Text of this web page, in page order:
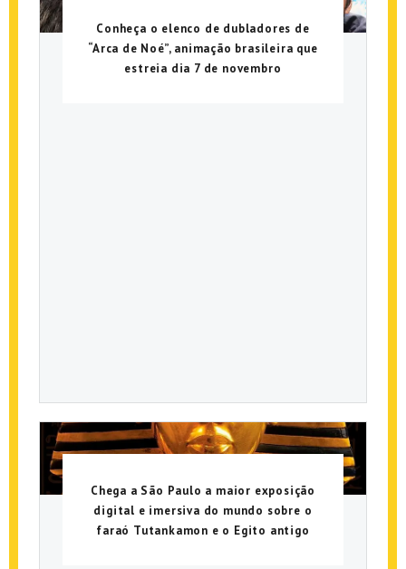
Conheça o elenco de dubladores de
“Arca de Noé”, animação brasileira que
estreia dia 7 de novembro
Chega a São Paulo a maior exposição
digital e imersiva do mundo sobre o
faraó Tutankamon e o Egito antigo